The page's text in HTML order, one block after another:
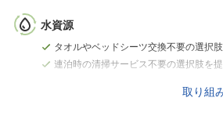
水資源
タオルやベッドシーツ交換不要の選択
連泊時の清掃サービス不要の選択肢を
取り組